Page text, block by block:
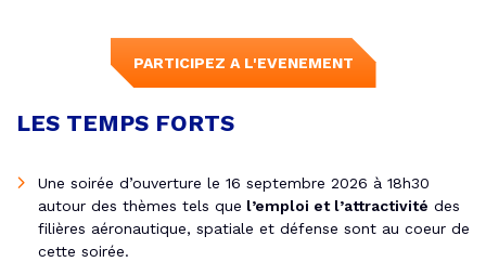
PARTICIPEZ A L'EVENEMENT
LES TEMPS FORTS
Une soirée d’ouverture le 16 septembre 2026 à 18h30
autour des thèmes tels que l’emploi et l’attractivité des
filières aéronautique, spatiale et défense sont au coeur de
cette soirée.